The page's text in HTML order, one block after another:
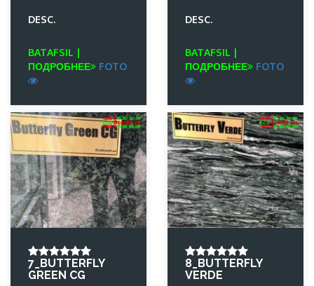
DESC.
BATAFSIL |
ПОДРОБНЕЕ
FOTO
DESC.
BATAFSIL |
ПОДРОБНЕЕ
FOTO
7_BUTTERFLY
GREEN CG
8_BUTTERFLY
VERDE